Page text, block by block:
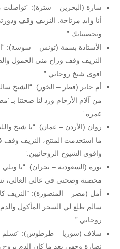
سارة (البحرين – سترة): “تواصلت
أنا وايد مرتاحة. النزيف وقف
وتحصيناتك.”
الأستاذة بسمة (تونس – سوسة):
النزيف وقف وراح مني الخمول
اقوى شيخ روحاني.”
أم جابر (قطر – الخور): “الشيخ
من آلام الأرحام ورد لنا صحتنا بـ
عمره.”
روان (الأردن – عمان): “يا شيخ
ما استخدمت المنتج، النزيف وقف
واقوى الشيوخ الروحانيين.”
نورة (السعودية – نجران): “يا
محصنة وصحتي في عالي العالي،
أمل (مصر – المنصورة): “النزيف
سالم طلع لي السحر المأكول
روحاني.”
سلاف (سوريا – طرطوس): “تسلم
نضارة وجهي بعد ما كان الدم يروح